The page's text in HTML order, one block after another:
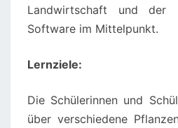
Landwirtschaft und der
Software im Mittelpunkt.
Lernziele:
Die Schülerinnen und
über verschiedene